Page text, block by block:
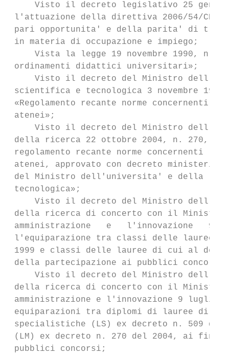
Visto il decreto legislativo 25
l'attuazione della direttiva 2006/54/CE
pari opportunita' e della parita' di
in materia di occupazione e impiego;
Vista la legge 19 novembre 1990, n.
ordinamenti didattici universitari»;
Visto il decreto del Ministro
scientifica e tecnologica 3 novembre
«Regolamento recante norme concernenti
atenei»;
Visto il decreto del Ministro
della ricerca 22 ottobre 2004, n. 270,
regolamento recante norme concernenti
atenei, approvato con decreto
del Ministro dell'universita' e della
tecnologica»;
Visto il decreto del Ministro
della ricerca di concerto con il
amministrazione   e   l'innovazione   9
l'equiparazione tra classi delle lauree
1999 e classi delle lauree di cui al
della partecipazione ai pubblici concorsi;
Visto il decreto del Ministro
della ricerca di concerto con il
amministrazione e l'innovazione 9
equiparazioni tra diplomi di lauree di
specialistiche (LS) ex decreto n. 509 del
(LM) ex decreto n. 270 del 2004, ai fini
pubblici concorsi;